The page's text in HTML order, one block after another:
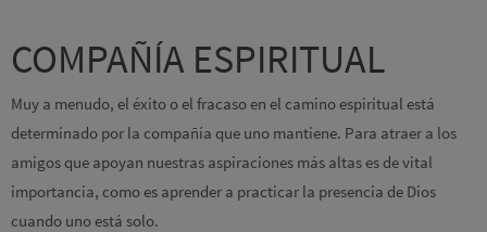
COMPAÑÍA ESPIRITUAL
Muy a menudo, el éxito o el fracaso en el camino espiritual está
determinado por la compañía que uno mantiene. Para atraer a los
amigos que apoyan nuestras aspiraciones más altas es de vital
importancia, como es aprender a practicar la presencia de Dios
cuando uno está solo.